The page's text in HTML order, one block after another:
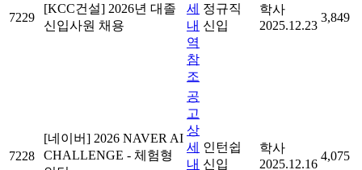
7229
[KCC건설] 2026년 대졸
신입사원 채용
세
내
역
참
조
정규직
신입
학사
2025.12.23
3,849
7228
[네이버] 2026 NAVER AI
CHALLENGE - 체험형
공
고
상
세
내
인턴쉽
신입
학사
2025.12.16
4,075